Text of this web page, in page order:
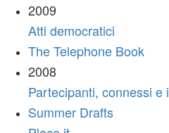
2009
Atti democratici
The Telephone Book
2008
Partecipanti, connessi e
Summer Drafts